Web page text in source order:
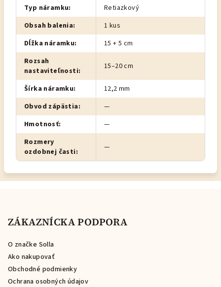
Typ náramku:
Retiazkový
Obsah balenia:
1 kus
Dĺžka náramku:
15 + 5 cm
Rozsah
nastaviteľnosti: 15–20 cm
Šírka náramku:
12,2 mm
Obvod zápästia:
—
Hmotnosť:
—
Rozmery
ozdobnej časti: —
ZÁKAZNÍCKA PODPORA
O značke Solla
Ako nakupovať
Obchodné podmienky
Ochrana osobných údajov